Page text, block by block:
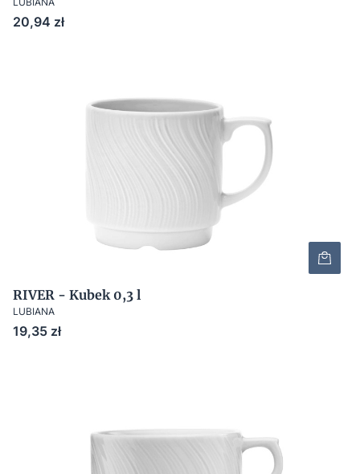
Cena
20,94 zł
RIVER - Kubek 0,3 l
LUBIANA
Cena
19,35 zł